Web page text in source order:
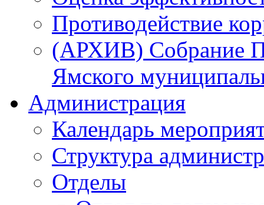
Противодействие
(АРХИВ) Собрание
Ямского
Администрация
Календарь
Структура
Отделы